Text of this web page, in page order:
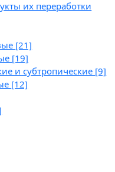
их переработки
[21]
[19]
и субтропические [9]
[12]